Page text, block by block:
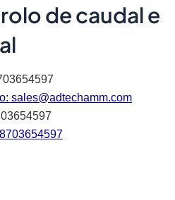
de caudal e
sales@adtechamm.com